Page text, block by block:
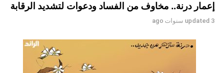
إعمار درنة.. مخاوف من الفساد ودعوات لتشديد الرقابة
updated 3 سنوات ago